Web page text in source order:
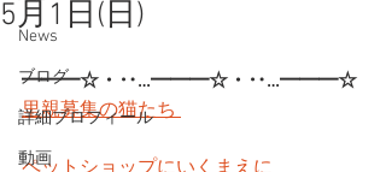
News
ブログ
詳細プロフィール
動画
5月1日(日)
━━━☆・‥…━━━☆・‥…━━━☆
里親募集の猫たち